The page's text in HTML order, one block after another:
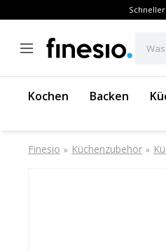
Kochen Backen
Finesio » Küchenzubehör »